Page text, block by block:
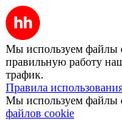
Мы используем файлы
правильную работу
трафик.
Правила
Мы используем файлы
файлов cookie